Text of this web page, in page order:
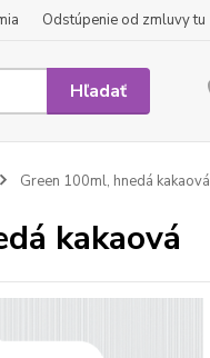
Odstúpenie od zmluvy tu
Hľadať
Green 100ml, hnedá kakaová
kakaová